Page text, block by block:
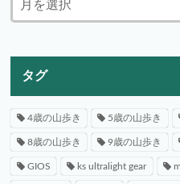
タグ
4歳の山歩き 5歳の山歩き
8歳の山歩き 9歳の山歩き
GIOS ks ultralight gear